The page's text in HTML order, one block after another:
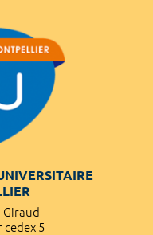
Giraud
cedex 5